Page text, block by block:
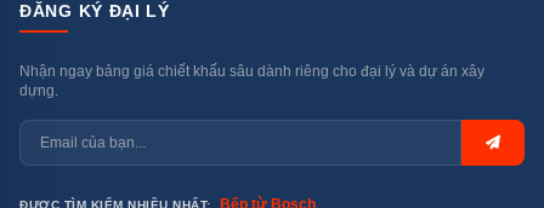
Dàn tản nhiệt phủ lớp Gold-Fin (nhôm mạ vàng) — bảo
trường công nghiệp. Thực tế với khí hậu Việt Nam (độ
ẩm 80–90% quanh năm), Gold-Fin kéo dài tuổi thọ dàn
nóng đáng kể so với nhôm thường.
ĐĂNG KÝ ĐẠI LÝ
Nhận ngay bảng giá chiết khấu sâu dành riêng cho đại lý và dự án xây
dựng.
ĐƯỢC TÌM KIẾM NHIỀU NHẤT: Bếp từ Bosch